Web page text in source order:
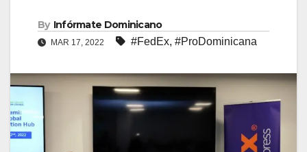
By Infórmate Dominicano
MAR 17, 2022 #FedEx, #ProDominicana